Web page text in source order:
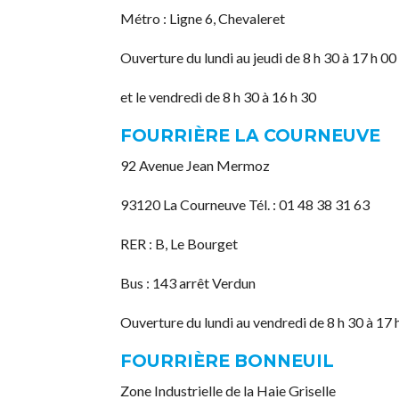
Métro : Ligne 6, Chevaleret
Ouverture du lundi au jeudi de 8 h 30 à 17 h 00
et le vendredi de 8 h 30 à 16 h 30
FOURRIÈRE LA COURNEUVE
92 Avenue Jean Mermoz
93120 La Courneuve Tél. : 01 48 38 31 63
RER : B, Le Bourget
Bus : 143 arrêt Verdun
Ouverture du lundi au vendredi de 8 h 30 à 17
FOURRIÈRE BONNEUIL
Zone Industrielle de la Haie Griselle